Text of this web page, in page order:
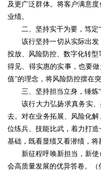
及更广泛群体。将客户满意
业绩。
二、坚持实干为要，笃定
该行坚持一切从实际出
投放、风险防控、数字化转型
得见、得实惠的实事，也要
值”的理念，将风险防控摆在
三、坚持担当立身，锤炼
该行大力弘扬求真务实
去。对在业务拓展、风险化
位练兵、技能比武，着力打
基础，既看显绩又看潜绩，
新征程呼唤新担当，新
会高质量发展的优异答卷。（